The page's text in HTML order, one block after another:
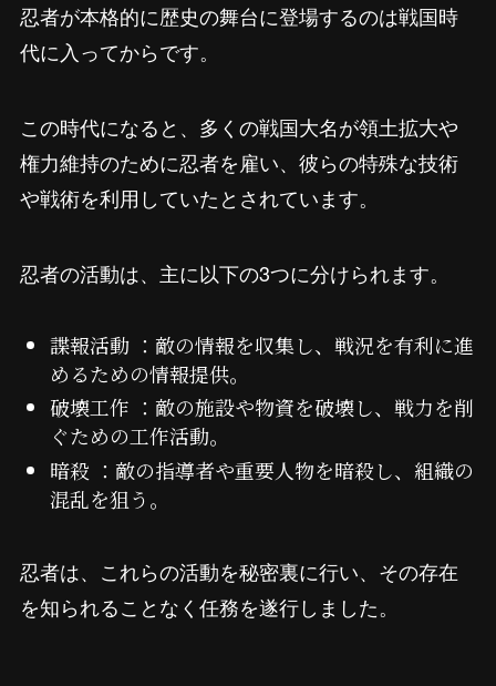
忍者が本格的に歴史の舞台に登場するのは戦国時
代に入ってからです。
この時代になると、多くの戦国大名が領土拡大や
権力維持のために忍者を雇い、彼らの特殊な技術
や戦術を利用していたとされています。
忍者の活動は、主に以下の3つに分けられます。
諜報活動 ：敵の情報を収集し、戦況を有利に進
めるための情報提供。
破壊工作 ：敵の施設や物資を破壊し、戦力を削
ぐための工作活動。
暗殺 ：敵の指導者や重要人物を暗殺し、組織の
混乱を狙う。
忍者は、これらの活動を秘密裏に行い、その存在
を知られることなく任務を遂行しました。